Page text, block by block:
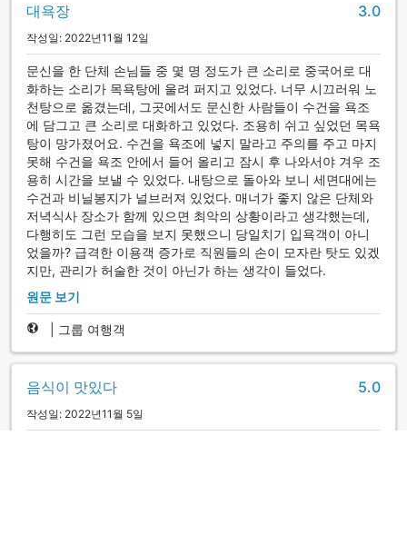
대욕장 3.0
작성일: 2022년11월 12일
문신을 한 단체 손님들 중 몇 명 정도가 큰 소리로 중국어로 대
화하는 소리가 목욕탕에 울려 퍼지고 있었다. 너무 시끄러워 노
천탕으로 옮겼는데, 그곳에서도 문신한 사람들이 수건을 욕조
에 담그고 큰 소리로 대화하고 있었다. 조용히 쉬고 싶었던 목욕
탕이 망가졌어요. 수건을 욕조에 넣지 말라고 주의를 주고 마지
못해 수건을 욕조 안에서 들어 올리고 잠시 후 나와서야 겨우 조
용히 시간을 보낼 수 있었다. 내탕으로 돌아와 보니 세면대에는
수건과 비닐봉지가 널브러져 있었다. 매너가 좋지 않은 단체와
저녁식사 장소가 함께 있으면 최악의 상황이라고 생각했는데,
다행히도 그런 모습을 보지 못했으니 당일치기 입욕객이 아니
었을까? 급격한 이용객 증가로 직원들의 손이 모자란 탓도 있겠
지만, 관리가 허술한 것이 아닌가 하는 생각이 들었다.
원문 보기
그룹 여행객
음식이 맛있다 5.0
작성일: 2022년11월 5일